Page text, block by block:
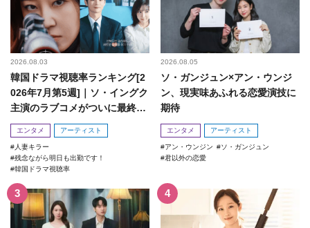
2026.08.03
韓国ドラマ視聴率ランキング[2
026年7月第5週]｜ソ・イングク
主演のラブコメがついに最終
回！
エンタメ アーティスト
人妻キラー
残念ながら明日も出勤です！
韓国ドラマ視聴率
2026.08.05
ソ・ガンジュン×アン・ウンジ
ン、現実味あふれる恋愛演技に
期待
エンタメ アーティスト
アン・ウンジン
ソ・ガンジュン
君以外の恋愛